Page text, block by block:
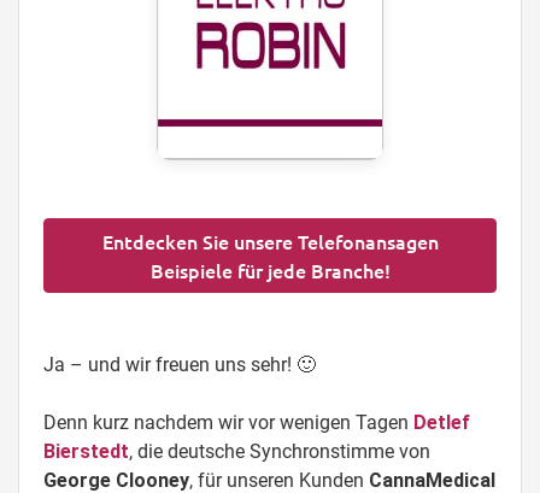
Entdecken Sie unsere Telefonansagen
Beispiele für jede Branche!
Ja – und wir freuen uns sehr! 🙂
Denn kurz nachdem wir vor wenigen Tagen Detlef
Bierstedt, die deutsche Synchronstimme von
George Clooney, für unseren Kunden CannaMedical